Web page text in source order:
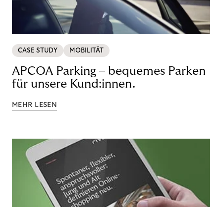
CASE STUDY MOBILITÄT
APCOA Parking – bequemes Parken
für unsere Kund:innen.
MEHR LESEN